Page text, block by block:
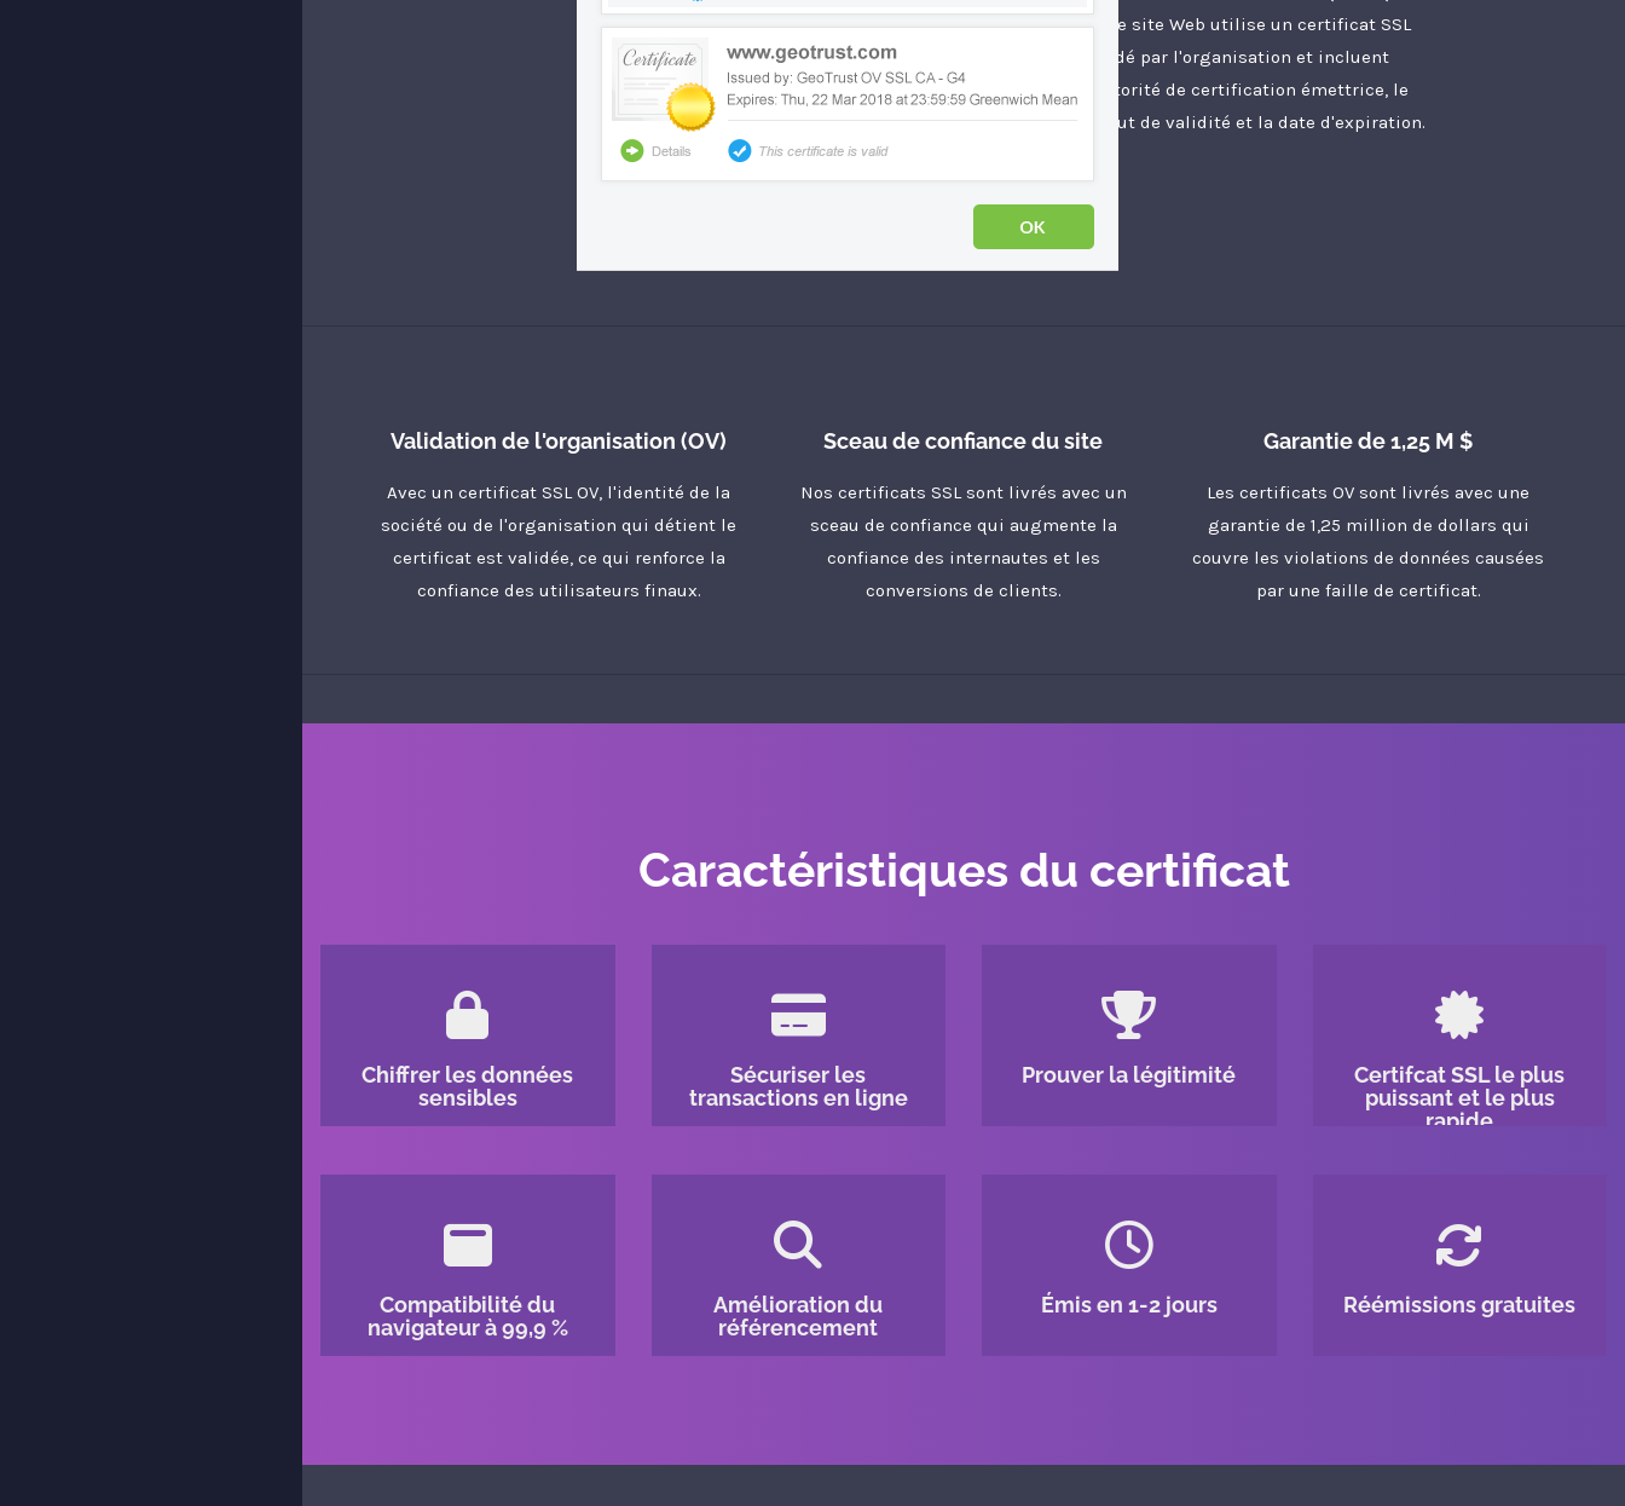
votre site Web utilise un certificat SSL
validé par l'organisation et incluent
l'autorité de certification émettrice, le
statut de validité et la date d'expiration.
Validation de l'organisation (OV)
Avec un certificat SSL OV, l'identité de la
société ou de l'organisation qui détient le
certificat est validée, ce qui renforce la
confiance des utilisateurs finaux.
Sceau de confiance du site
Nos certificats SSL sont livrés avec un
sceau de confiance qui augmente la
confiance des internautes et les
conversions de clients.
Garantie de 1,25 M $
Les certificats OV sont livrés avec une
garantie de 1,25 million de dollars qui
couvre les violations de données causées
par une faille de certificat.
Caractéristiques du certificat
Chiffrer les données
sensibles
Sécuriser les
transactions en ligne
Prouver la légitimité
Certifcat SSL le plus
puissant et le plus
rapide
Compatibilité du
navigateur à 99,9 %
Amélioration du
référencement
Émis en 1-2 jours Réémissions gratuites